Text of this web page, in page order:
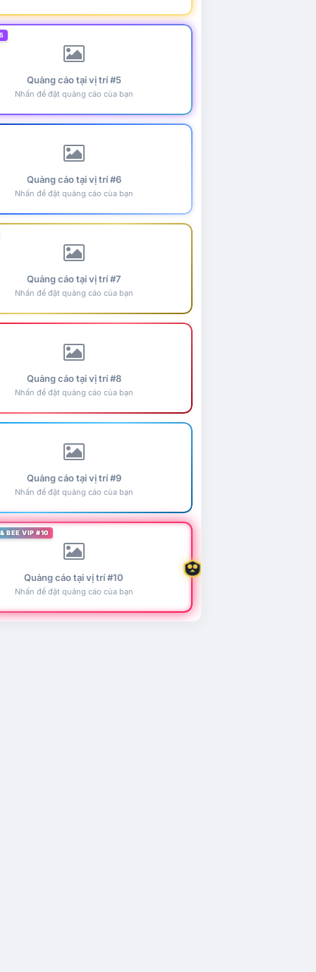
Quảng cáo tại vị trí #5
Nhấn để đặt quảng cáo của bạn
Quảng cáo tại vị trí #6
Nhấn để đặt quảng cáo của bạn
Quảng cáo tại vị trí #7
Nhấn để đặt quảng cáo của bạn
Quảng cáo tại vị trí #8
Nhấn để đặt quảng cáo của bạn
Quảng cáo tại vị trí #9
Nhấn để đặt quảng cáo của bạn
BEE VIP #10
Quảng cáo tại vị trí #10
Nhấn để đặt quảng cáo của bạn